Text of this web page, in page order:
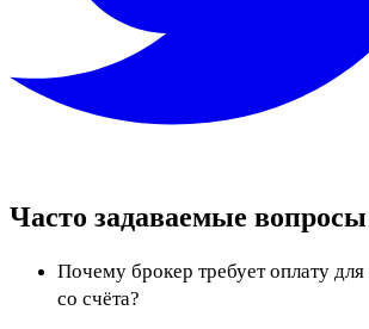
Часто задаваемые вопросы
Почему брокер требует оплату
со счёта?